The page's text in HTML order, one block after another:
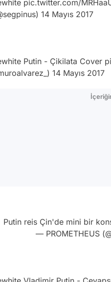
pic.twitter.com/
14 Mayıs 2017
Putin - Çikilata Cover
14 Mayıs 2017
Putin reis Çin'de mini bir
— PROMETHEUS